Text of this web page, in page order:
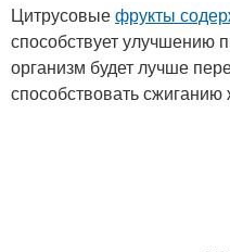
Цитрусовыефрукты
способствует улучшению
организм будет лучше
способствовать сжиганию